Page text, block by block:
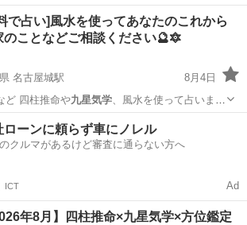
なります。九星気学統計学プラス カ…
てだこ浦西駅 その他 九星気学
で占い]風水を使ってあなたのこれから
のことなどご相談ください🔮🔯
名古屋城駅
8月4日
ど 四柱推命や九星気学、風水を使って占いま
名古屋城駅 占い
ローンに頼らず車にノレル
クルマがあるけど審査に通らない方へ
ICT Ad
年8月】四柱推命×九星気学×方位鑑定